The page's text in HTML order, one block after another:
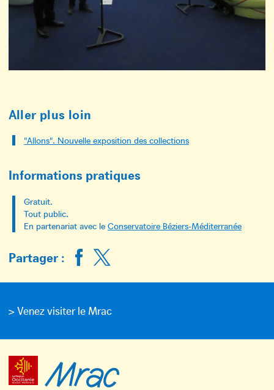
Aller plus loin
"Allons". Nouvelle exposition des collections
Informations pratiques
Gratuit.
Tout public.
En partenariat avec le Conservatoire Béziers-Méditerranée
Partager :
> Venez visiter le Mrac